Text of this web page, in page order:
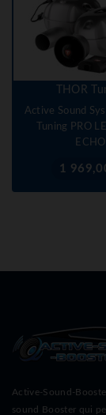
THOR
Active Sound
Tuning PRO
ECHO
Prix1
Active-Sound-
sound Booster qui